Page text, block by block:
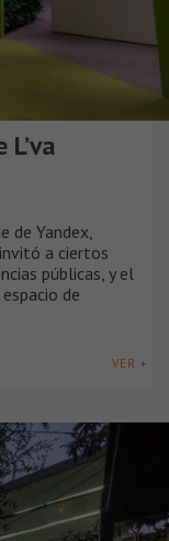
de Yandex,
a ciertos
públicas, y el
de
VER +